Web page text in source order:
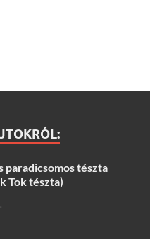
paradicsomos tészta
Tok tészta)